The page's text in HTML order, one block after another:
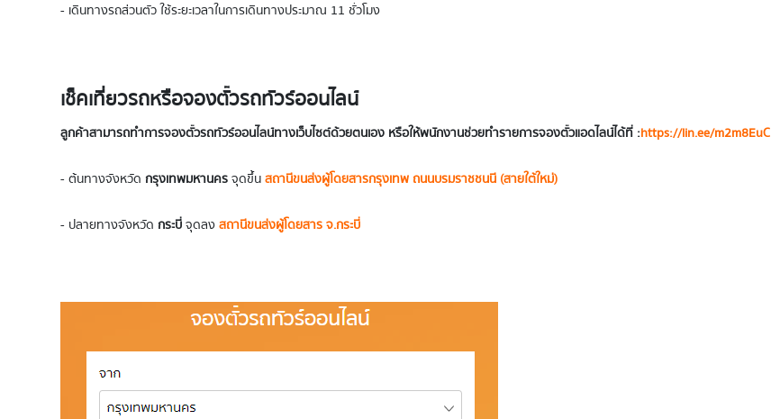
- เดินทางรถส่วนตัว ใช้ระยะเวลาในการเดินทางประมาณ 11 ชั่วโมง
เช็คเที่ยวรถหรือจองตั๋วรถทัวร์ออนไลน์
ลูกค้าสามารถทำการจองตั๋วรถทัวร์ออนไลน์ทางเว็บไซต์ด้วยตนเอง หรือให้พนักงานช่วยทำรายการจองตั๋วแอดไลน์ได้ที่ :https://lin.ee/m2m8EuC
- ต้นทางจังหวัด กรุงเทพมหานครจุดขึ้นสถานีขนส่งผู้โดยสารกรุงเทพ ถนนบรมราชชนนี (สายใต้ใหม่)
- ปลายทางจังหวัด กระบี่จุดลงสถานีขนส่งผู้โดยสาร จ.กระบี่